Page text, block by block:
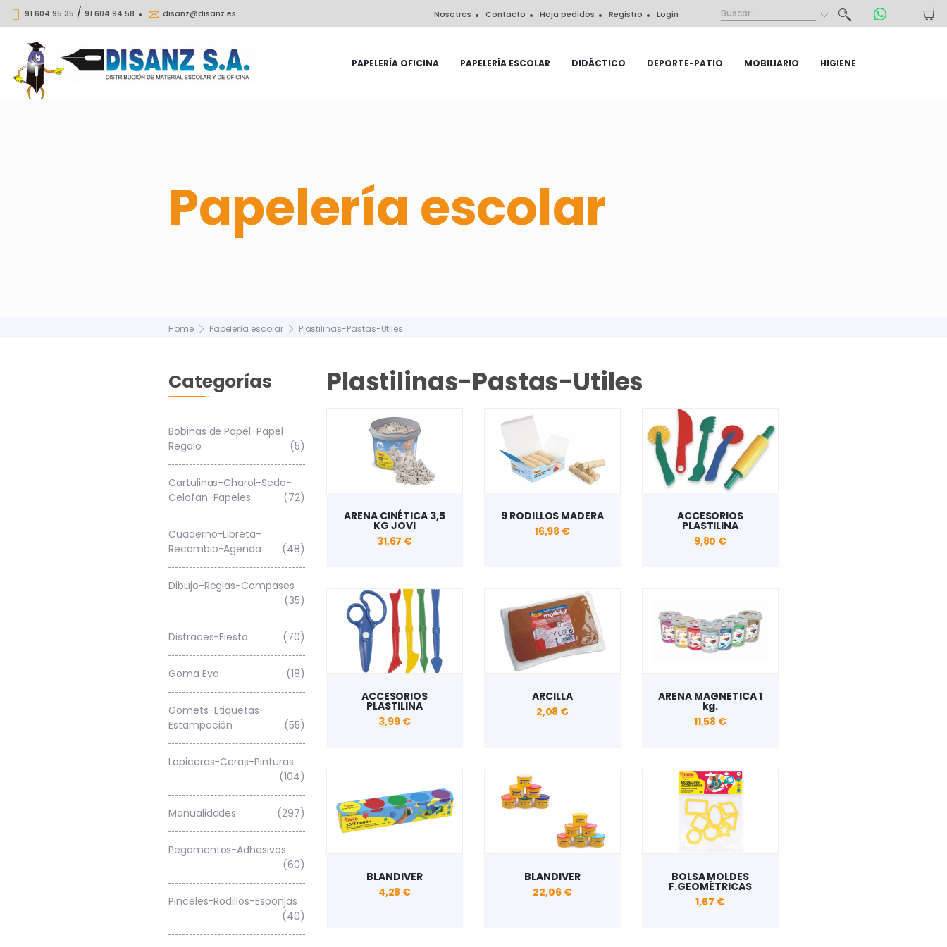
91 604 95 35 / 91 604 94 58 disanz@disanz.es Nosotros Contacto Hoja pedidos Registro Login
PAPELERÍA OFICINA PAPELERÍA ESCOLAR DIDÁCTICO DEPORTE-PATIO MOBILIARIO HIGIENE
Papelería escolar
Home Papelería escolar Plastilinas-Pastas-Utiles
Categorías
Bobinas de Papel-Papel
Regalo
(5)
Cartulinas-Charol-Seda-
Celofan-Papeles
(72)
Cuaderno-Libreta-
Recambio-Agenda
(48)
Dibujo-Reglas-Compases
(35)
Disfraces-Fiesta (70)
Goma Eva (18)
Gomets-Etiquetas-
Estampación
(55)
Lapiceros-Ceras-Pinturas
(104)
Manualidades (297)
Pegamentos-Adhesivos
(60)
Pinceles-Rodillos-Esponjas
(40)
Plastilinas-Pastas-Utiles
ARENA CINÉTICA 3,5
KG JOVI
31,67 €
9 RODILLOS MADERA
16,98 €
ACCESORIOS
PLASTILINA
9,80 €
ACCESORIOS
PLASTILINA
3,99 €
ARCILLA
2,08 €
ARENA MAGNETICA 1
kg.
11,58 €
BLANDIVER
4,28 €
BLANDIVER
22,06 €
BOLSA MOLDES
F.GEOMÉTRICAS
1,67 €